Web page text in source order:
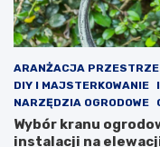
d
z
i
e
ć
?
ARANŻACJA
DIY I MAJSTERKOWANIE
NARZĘDZIA OGRODOWE
Wybór kranu
instalacji na